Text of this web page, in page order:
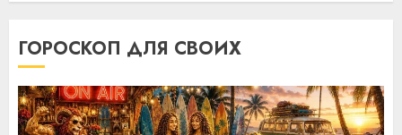
ГОРОСКОП ДЛЯ СВОИХ